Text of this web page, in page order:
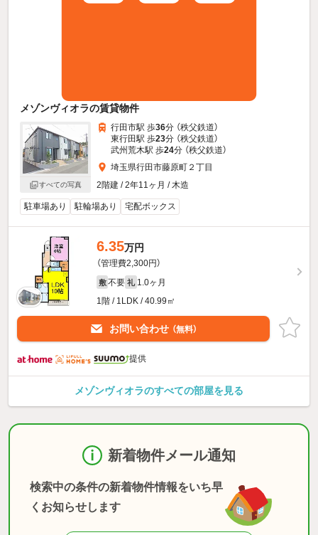
メゾンヴィオラの賃貸物件
すべての写真
行田市駅 歩36分 （秩父鉄道）
東行田駅 歩23分 （秩父鉄道）
武州荒木駅 歩24分 （秩父鉄道）
埼玉県行田市藤原町２丁目
2階建 / 2年11ヶ月 / 木造
駐車場あり 駐輪場あり 宅配ボックス
6.35万円
（管理費2,300円）
敷 不要 礼 1.0ヶ月
1階 / 1LDK / 40.99㎡
お問い合わせ （無料）
提供
メゾンヴィオラのすべての部屋を見る
新着物件メール通知
検索中の条件の新着物件情報をいち早
くお知らせします